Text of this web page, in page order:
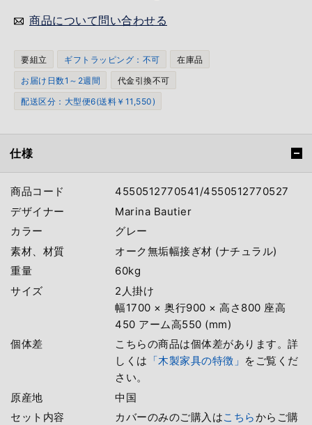
商品について問い合わせる
要組立 ギフトラッピング：不可
在庫品
お届け日数1～2週間
代金引換不可
配送区分：大型便6(送料￥11,550)
仕様
商品コード
4550512770541/4550512770527
デザイナー
Marina Bautier
カラー
グレー
素材、材質
オーク無垢幅接ぎ材 (ナチュラル)
重量
60kg
サイズ
2人掛け
幅1700 × 奥行900 × 高さ800 座高
450 アーム高550 (mm)
個体差
こちらの商品は個体差があります。詳
しくは 「木製家具の特徴」 をご覧くだ
さい。
原産地
中国
セット内容
カバーのみのご購入はこちらからご購